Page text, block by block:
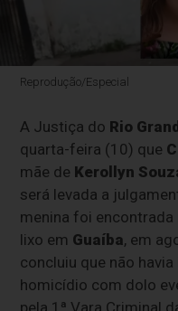
Reprodução/Especial
A Justiça do Rio
quarta-feira (10) que
mãe de Kerollyn
será levada a
menina foi
lixo em Guaíba, em
concluiu que não
homicídio com dolo
pela 1ª Vara Criminal